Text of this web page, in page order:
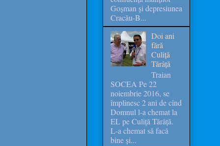
Goșman și depresiunea
Cracău-B...
Doi ani
fără
Culiță
Tărâță
Traian
SOCEA Pe 22
noiembrie 2016, se
împlinesc 2 ani de cînd
Domnul l-a chemat la
EL pe Culiță Tărâță.
L-a chemat să facă
bine și...